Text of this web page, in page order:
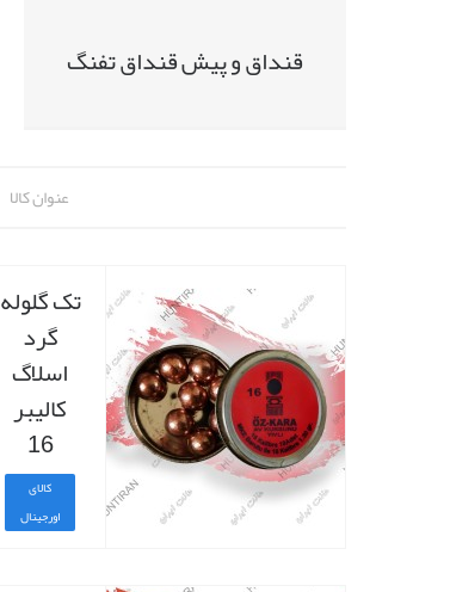
قنداق و پیش قنداق تفنگ
عنوان کالا
تک گلوله
گرد
اسلاگ
کالیبر
16
کالای
اورجینال